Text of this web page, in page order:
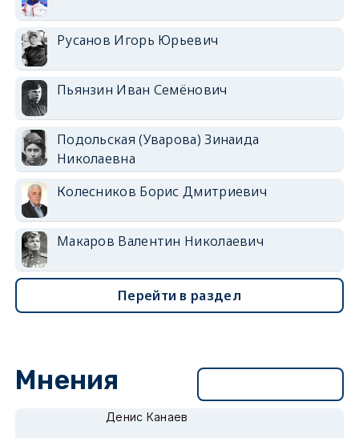
Русанов Игорь Юрьевич
Пьянзин Иван Семёнович
Подольская (Уварова) Зинаида
Николаевна
Колесников Борис Дмитриевич
Макаров Валентин Николаевич
Перейти в раздел
Мнения
Денис Канаев